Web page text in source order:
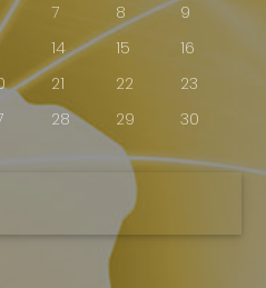
7 8
9
14 15
16
21 22
23
28 29
30